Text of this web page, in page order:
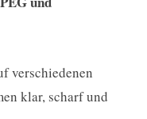
verschiedenen
klar, scharf und